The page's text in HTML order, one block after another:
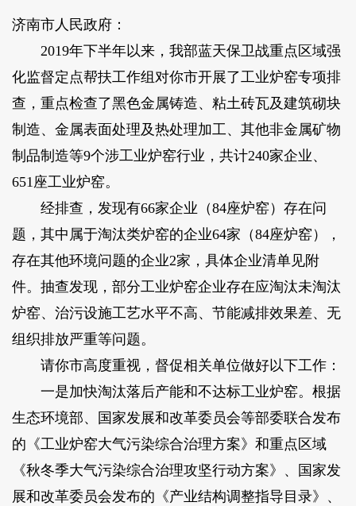
济南市人民政府：
2019年下半年以来，我部蓝天保卫战重点区域强
化监督定点帮扶工作组对你市开展了工业炉窑专项排
查，重点检查了黑色金属铸造、粘土砖瓦及建筑砌块
制造、金属表面处理及热处理加工、其他非金属矿物
制品制造等9个涉工业炉窑行业，共计240家企业、
651座工业炉窑。
经排查，发现有66家企业（84座炉窑）存在问
题，其中属于淘汰类炉窑的企业64家（84座炉窑），
存在其他环境问题的企业2家，具体企业清单见附
件。抽查发现，部分工业炉窑企业存在应淘汰未淘汰
炉窑、治污设施工艺水平不高、节能减排效果差、无
组织排放严重等问题。
请你市高度重视，督促相关单位做好以下工作：
一是加快淘汰落后产能和不达标工业炉窑。根据
生态环境部、国家发展和改革委员会等部委联合发布
的《工业炉窑大气污染综合治理方案》和重点区域
《秋冬季大气污染综合治理攻坚行动方案》、国家发
展和改革委员会发布的《产业结构调整指导目录》、